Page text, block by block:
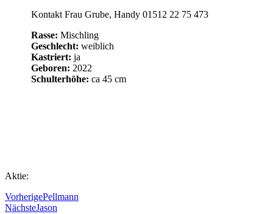
Kontakt Frau Grube, Handy 01512 22 75 473
Rasse:Mischling
Geschlecht:weiblich
Kastriert:ja
Geboren: 2022
Schulterhöhe:ca 45 cm
Aktie:
VorherigePellmann
NächsteJason